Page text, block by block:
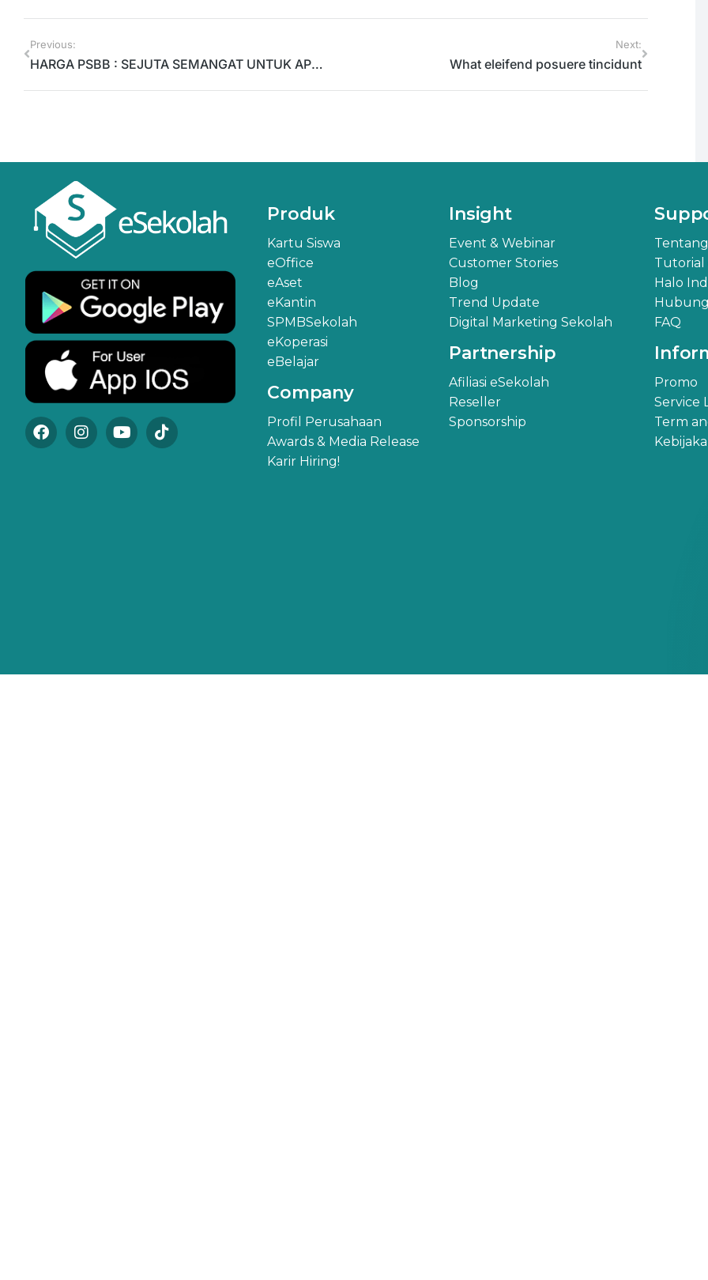
Previous:
HARGA PSBB : SEJUTA SEMANGAT UNTUK APLIKASI RATUSAN RIBU BANYAK FITURNYA
Next:
What eleifend posuere tincidunt
Produk
Kartu Siswa
eOffice
eAset
eKantin
SPMBSekolah
eKoperasi
eBelajar
Company
Profil Perusahaan
Awards & Media Release
Karir Hiring!
Insight
Event & Webinar
Customer Stories
Blog
Trend Update
Digital Marketing Sekolah
Partnership
Afiliasi eSekolah
Reseller
Sponsorship
Tutorial
Halo
FAQ
Promo
Service
Term